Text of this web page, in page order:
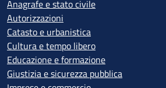
Anagrafe e stato civile
Autorizzazioni
Catasto e urbanistica
Cultura e tempo libero
Educazione e formazione
Giustizia e sicurezza pubblica